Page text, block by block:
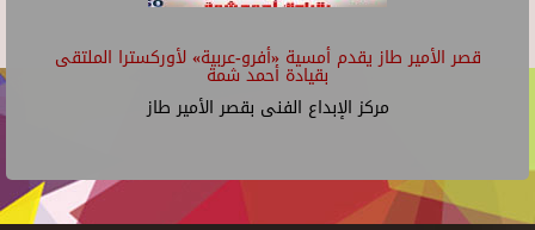
قصر الأمير طاز يقدم أمسية «أفرو-عربية» لأوركسترا الملتقى
بقيادة أحمد شمة
مركز الإبداع الفنى بقصر الأمير طاز